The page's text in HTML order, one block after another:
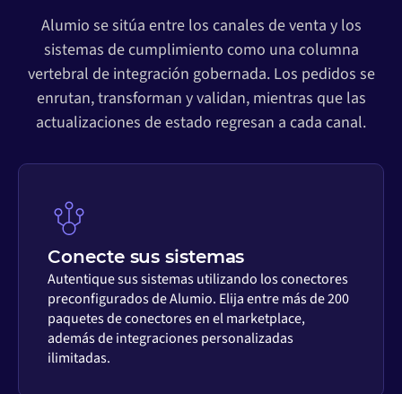
Alumio se sitúa entre los canales de venta y los
sistemas de cumplimiento como una columna
vertebral de integración gobernada. Los pedidos se
enrutan, transforman y validan, mientras que las
actualizaciones de estado regresan a cada canal.
Conecte sus sistemas
Autentique sus sistemas utilizando los conectores
preconfigurados de Alumio. Elija entre más de 200
paquetes de conectores en el marketplace,
además de integraciones personalizadas
ilimitadas.